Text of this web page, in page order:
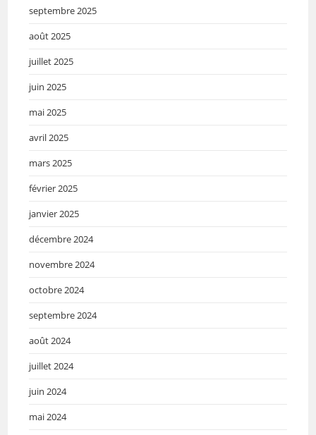
septembre 2025
août 2025
juillet 2025
juin 2025
mai 2025
avril 2025
mars 2025
février 2025
janvier 2025
décembre 2024
novembre 2024
octobre 2024
septembre 2024
août 2024
juillet 2024
juin 2024
mai 2024